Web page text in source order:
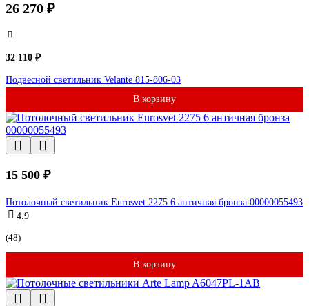
26 270 ₽
32 110 ₽
Подвесной светильник Velante 815-806-03
В корзину
15 500 ₽
Потолочный светильник Eurosvet 2275 6 античная бронза 00000055493
4.9
(48)
В корзину